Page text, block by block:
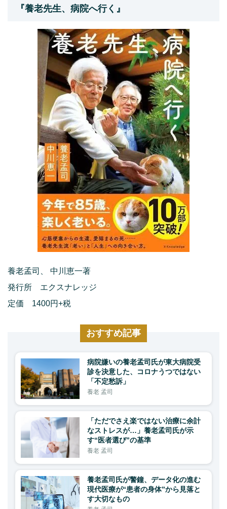
『養老先生、病院へ行く』
養老孟司、 中川恵一著
発行所 エクスナレッジ
定価 1400円+税
おすすめ記事
病院嫌いの養老孟司氏が東大病院受
診を決意した、コロナうつではない
「不定愁訴」
養老 孟司
「ただでさえ楽ではない治療に余計
なストレスが…」養老孟司氏が示
す“医者選び”の基準
養老 孟司
養老孟司氏が警鐘、データ化の進む
現代医療が“患者の身体”から見落と
す大切なもの